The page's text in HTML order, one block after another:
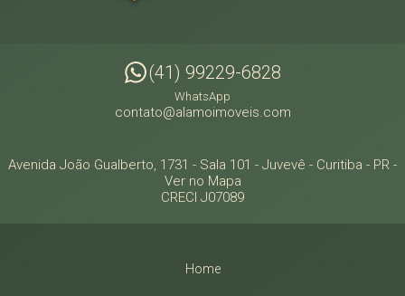
(41) 99229-6828
WhatsApp
contato@alamoimoveis.com
Avenida João Gualberto, 1731 - Sala 101 - Juvevê - Curitiba - PR -
Ver no Mapa
CRECI J07089
Home